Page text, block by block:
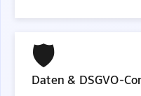
🛡️
Daten & DSGVO-